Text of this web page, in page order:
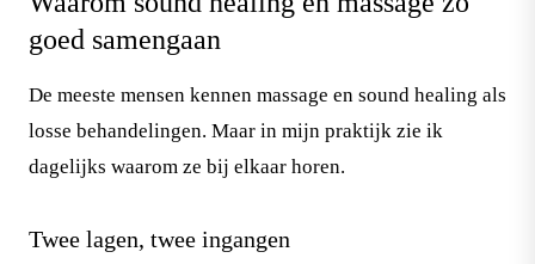
goed samengaan
De meeste mensen kennen massage en sound healing als
losse behandelingen. Maar in mijn praktijk zie ik
dagelijks waarom ze bij elkaar horen.
Twee lagen, twee ingangen